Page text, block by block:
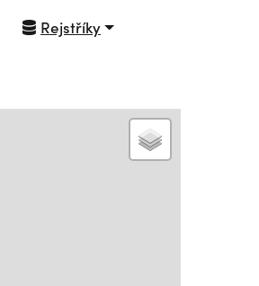
Rejstříky